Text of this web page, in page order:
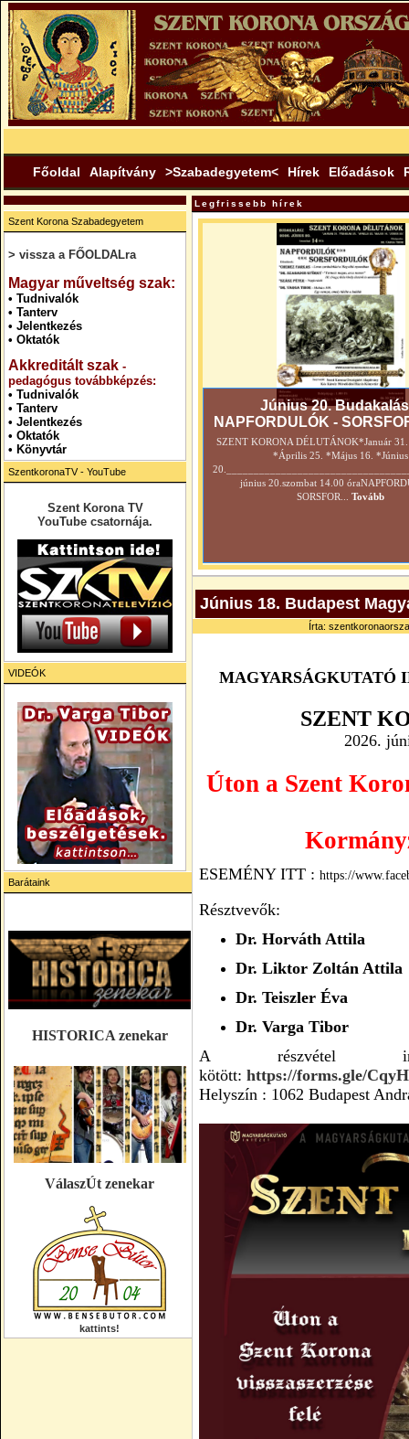
Főoldal Alapítvány >Szabadegyetem< Hírek Előadások
Szent Korona Szabadegyetem
> vissza a FŐOLDALra
Magyar műveltség szak:
• Tudnivalók
• Tanterv
• Jelentkezés
• Oktatók
Akkreditált szak -
pedagógus továbbképzés:
• Tudnivalók
• Tanterv
• Jelentkezés
• Oktatók
• Könyvtár
SzentkoronaTV - YouTube
Szent Korona TV
YouTube csatornája.
VIDEÓK
Barátaink
HISTORICA zenekar
VálaszÚt zenekar
kattints!
Legfrissebb hírek
Június 20.
NAPFORDULÓK -
SZENT KORONA DÉLUTÁNOK*Január
*Április 25. *Május 16. *Június
június 20.szombat 14.00
SORSFOR...
Tovább
Június 18. Budapest
Írta:
MAGYARSÁGKUTATÓ
SZENT
2026.
Úton a Szent
ESEMÉNY ITT : https://
Résztvevők:
Dr. Horváth Attila
Dr. Liktor Zoltán Attila
Dr. Teiszler Éva
Dr. Varga Tibor
A részvétel
kötött: https://forms.gle/
Helyszín : 1062 Budapest